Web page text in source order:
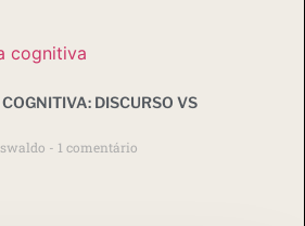
DISCURSO VS
1 comentário